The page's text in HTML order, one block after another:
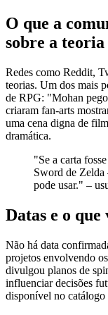
O que a
sobre a
Redes como Reddit,
teorias. Um dos mais
de RPG: "Mohan
criaram fan‑arts
uma cena digna de
dramática.
"Se a carta
Sword de
pode usar." –
Datas e o que
Não há data
projetos envolvendo
divulgou planos de
influenciar decisões
disponível no catálogo